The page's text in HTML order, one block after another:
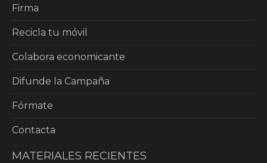
Firma
Recicla tu móvil
Colabora economicante
Difunde la Campaña
Fórmate
Contacta
MATERIALES RECIENTES